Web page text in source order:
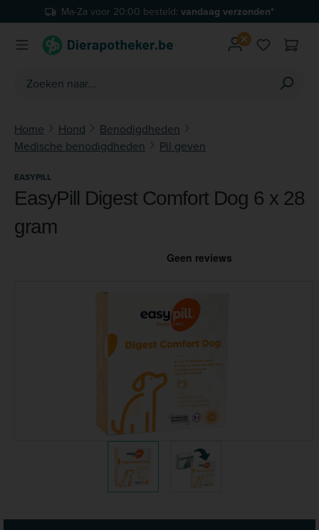
Ga naar de hoofdinhoudMa-Za voor 20:00 besteld: vandaag verzonden*
Je hebt
Home Hond
Benodigdheden
Medische benodigdheden
Pil geven
EASYPILL
EasyPill Digest Comfort Dog 6 x 28
gram